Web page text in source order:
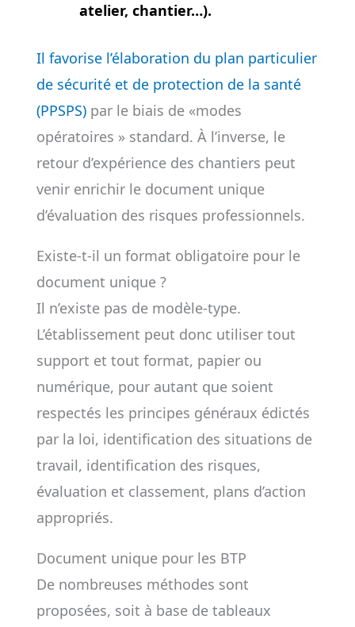
atelier, chantier…).
Il favorise l’élaboration du plan particulier
de sécurité et de protection de la santé
(PPSPS)par le biais de «modes
opératoires » standard. À l’inverse, le
retour d’expérience des chantiers peut
venir enrichir le document unique
d’évaluation des risques professionnels.
Existe-t-il un format obligatoire pour le
document unique ?
Il n’existe pas de modèle-type.
L’établissement peut donc utiliser tout
support et tout format, papier ou
numérique, pour autant que soient
respectés les principes généraux édictés
par la loi, identification des situations de
travail, identification des risques,
évaluation et classement, plans d’action
appropriés.
Document unique pour les BTP
De nombreuses méthodes sont
proposées, soit à base de tableaux